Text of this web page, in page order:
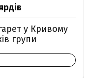
у Кривому
групи